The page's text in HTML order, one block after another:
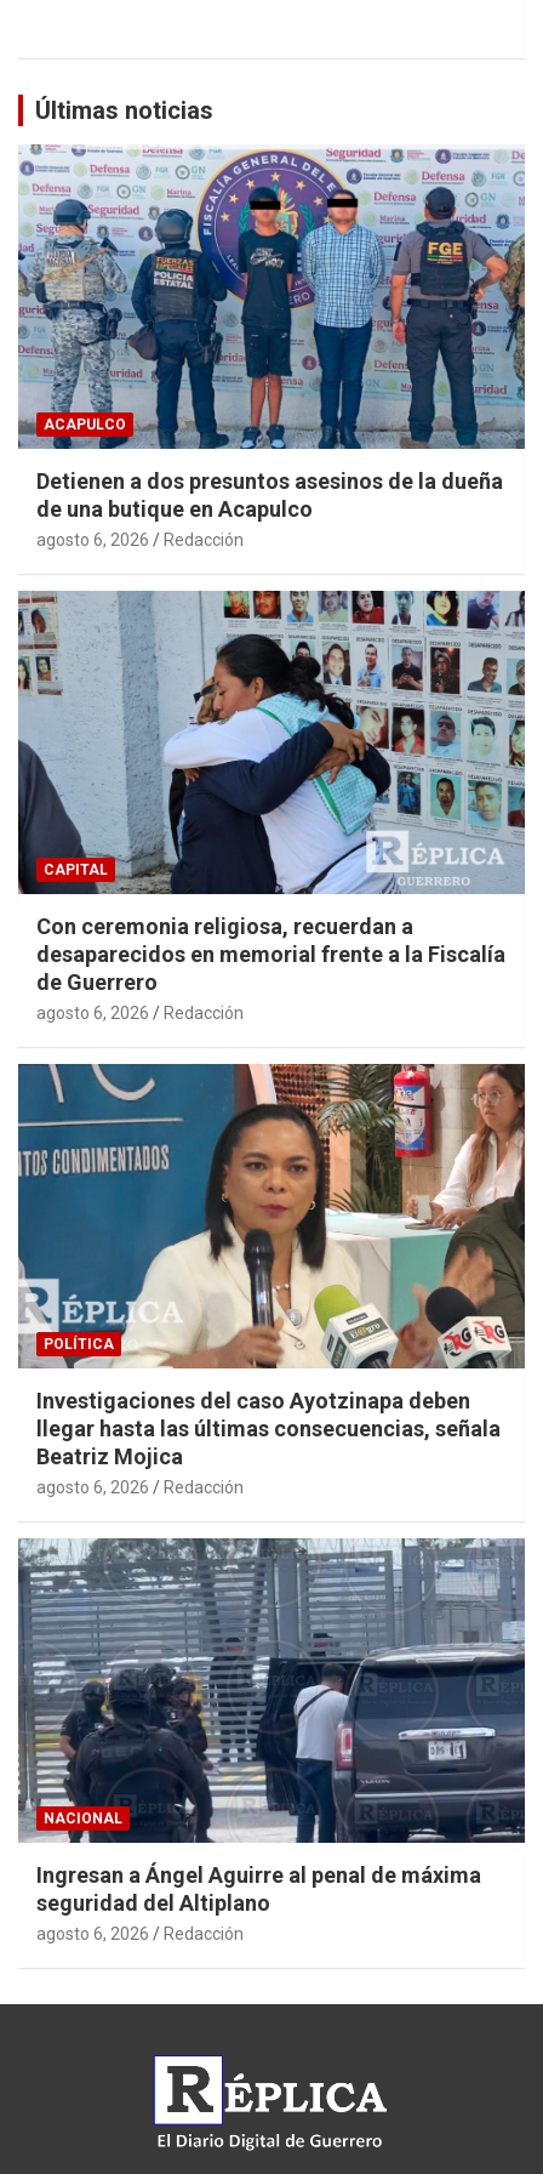
Últimas noticias
ACAPULCO
Detienen a dos presuntos asesinos de la dueña
de una butique en Acapulco
agosto 6, 2026 Redacción
CAPITAL
Con ceremonia religiosa, recuerdan a
desaparecidos en memorial frente a la Fiscalía
de Guerrero
agosto 6, 2026 Redacción
POLÍTICA
Investigaciones del caso Ayotzinapa deben
llegar hasta las últimas consecuencias, señala
Beatriz Mojica
agosto 6, 2026 Redacción
NACIONAL
Ingresan a Ángel Aguirre al penal de máxima
seguridad del Altiplano
agosto 6, 2026 Redacción